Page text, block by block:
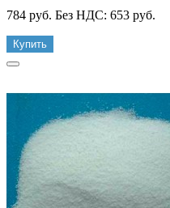
784 руб. Без НДС: 653 руб.
Купить